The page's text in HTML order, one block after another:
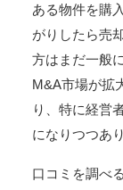
ある物件を購
がりしたら売
方はまだ一般
M&A市場が拡
り、特に経営
になりつつあ
口コミを調べ